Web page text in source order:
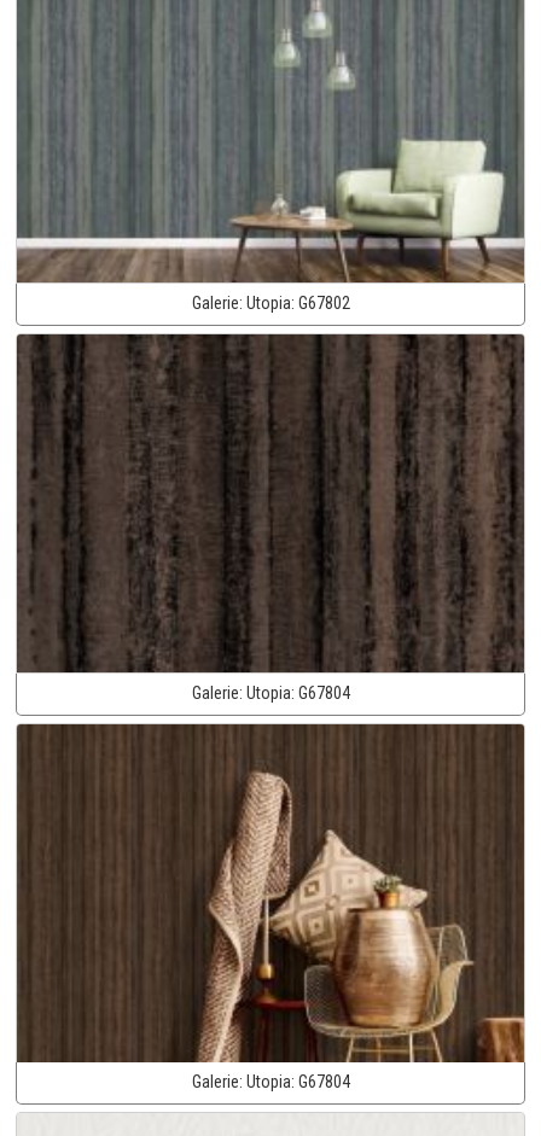
Galerie: Utopia: G67802
Galerie: Utopia: G67804
Galerie: Utopia: G67804